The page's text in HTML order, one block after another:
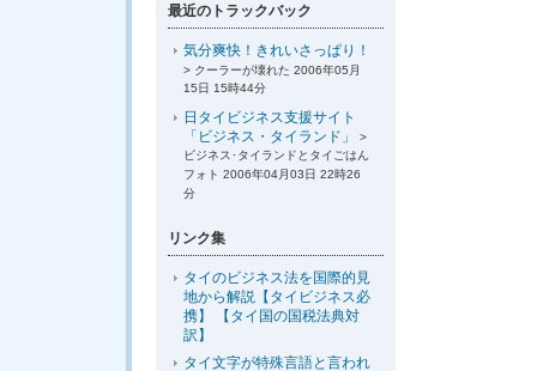
最近のトラックバック
気分爽快！きれいさっぱり！
> クーラーが壊れた 2006年05月
15日 15時44分
日タイビジネス支援サイト
「ビジネス・タイランド」
>
ビジネス･タイランドとタイごはん
フォト 2006年04月03日 22時26
分
リンク集
タイのビジネス法を国際的見
地から解説【タイビジネス必
携】 【タイ国の国税法典対
訳】
タイ文字が特殊言語と言われ